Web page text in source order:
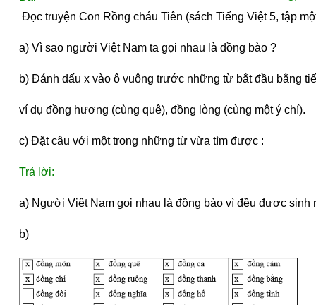
Đọc truyện Con Rồng cháu Tiên (sách Tiếng Việt 5, tập
a) Vì sao người Việt Nam ta gọi nhau là đồng bào ?
b) Đánh dấu x vào ô vuông trước những từ bắt đầu bằng
ví dụ đồng hương (cùng quê), đồng lòng (cùng một ý chí).
c) Đặt câu với một trong những từ vừa tìm được :
Trả lời:
a) Người Việt Nam gọi nhau là đồng bào vì đều được sinh
b)